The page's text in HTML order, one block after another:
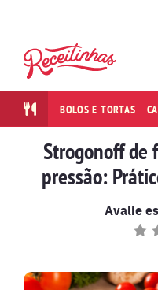
BOLOS E TORTAS
Strogonoff de
pressão:
Avalie